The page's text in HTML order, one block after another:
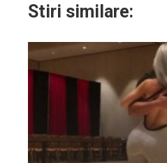
Stiri similare: